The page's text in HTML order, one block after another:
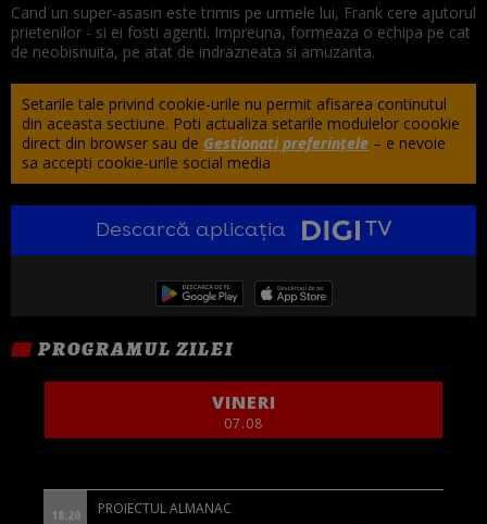
Cand un super-asasin este trimis pe urmele lui, Frank cere ajutorul
prietenilor - si ei fosti agenti. Impreuna, formeaza o echipa pe cat
de neobisnuita, pe atat de indrazneata si amuzanta.
Setarile tale privind cookie-urile nu permit afisarea continutul
din aceasta sectiune. Poti actualiza setarile modulelor coookie
direct din browser sau de Gestionați preferințele – e nevoie
sa accepti cookie-urile social media
Descarcă aplicația
PROGRAMUL ZILEI
VINERI
07.08
18:20 PROIECTUL ALMANAC